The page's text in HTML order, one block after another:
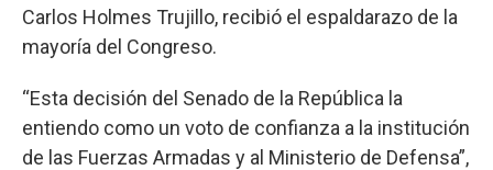
Carlos Holmes Trujillo, recibió el espaldarazo de la
mayoría del Congreso.
“Esta decisión del Senado de la República la
entiendo como un voto de confianza a la institución
de las Fuerzas Armadas y al Ministerio de Defensa”,